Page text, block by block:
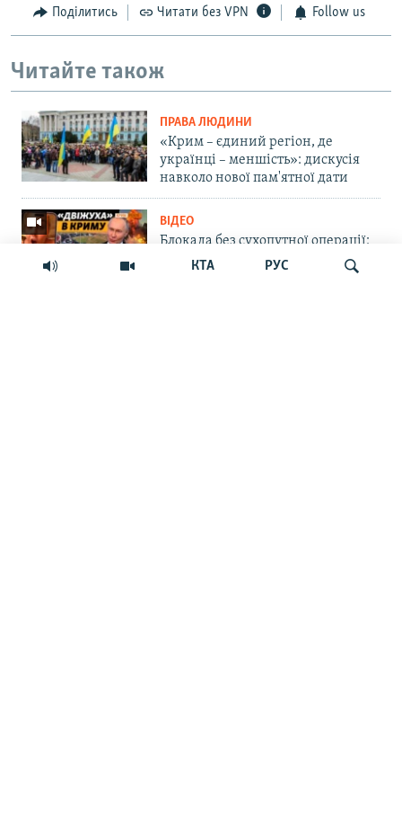
КТА РУС
Поділитись Читати без VPN Follow us
Читайте також
ПРАВА ЛЮДИНИ
«Крим – єдиний регіон, де
українці – меншість»: дискусія
навколо нової пам'ятної дати
ВІДЕО
Блокада без сухопутної операції:
Крим сам себе не заправить і не